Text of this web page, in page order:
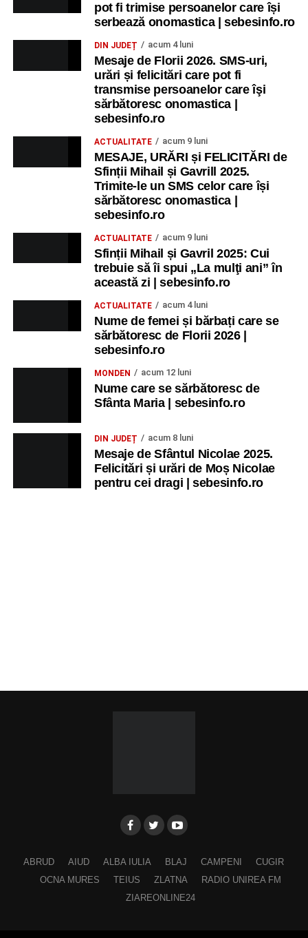
pot fi trimise persoanelor care își
serbează onomastica | sebesinfo.ro
DIN JUDEȚ acum 4 luni
Mesaje de Florii 2026. SMS-uri,
urări și felicitări care pot fi
transmise persoanelor care îşi
sărbătoresc onomastica |
sebesinfo.ro
ACTUALITATE acum 9 luni
MESAJE, URĂRI și FELICITĂRI de
Sfinții Mihail și Gavrill 2025.
Trimite-le un SMS celor care își
sărbătoresc onomastica |
sebesinfo.ro
ACTUALITATE acum 9 luni
Sfinții Mihail și Gavril 2025: Cui
trebuie să îi spui „La mulţi ani” în
această zi | sebesinfo.ro
ACTUALITATE acum 4 luni
Nume de femei și bărbați care se
sărbătoresc de Florii 2026 |
sebesinfo.ro
MONDEN acum 12 luni
Nume care se sărbătoresc de
Sfânta Maria | sebesinfo.ro
DIN JUDEȚ acum 8 luni
Mesaje de Sfântul Nicolae 2025.
Felicitări și urări de Moș Nicolae
pentru cei dragi | sebesinfo.ro
ABRUD AIUD ALBA IULIA BLAJ CAMPENI
CUGIR
OCNA MURES
TEIUS ZLATNA
RADIO UNIREA FM
ZIAREONLINE24